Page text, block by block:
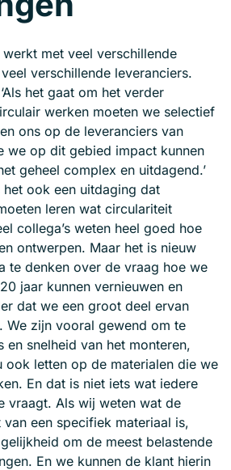
met veel verschillende
verschillende leveranciers.
het gaat om het verder
werken moeten we selectief
ons op de leveranciers van
we op dit gebied impact kunnen
geheel complex en uitdagend.’
ook een uitdaging dat
leren wat circulariteit
collega’s weten heel goed hoe
ontwerpen. Maar het is nieuw
te denken over de vraag hoe we
jaar kunnen vernieuwen en
dat we een groot deel ervan
We zijn vooral gewend om te
en snelheid van het monteren,
ook letten op de materialen die we
En dat is niet iets wat iedere
vraagt. Als wij weten wat de
een specifiek materiaal is,
om de meest belastende
En we kunnen de klant hierin